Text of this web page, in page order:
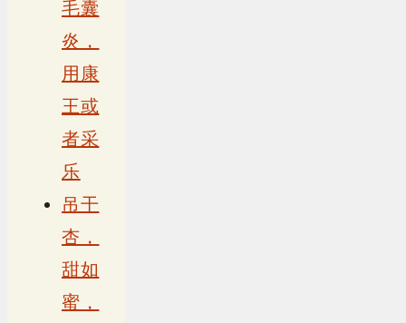
毛囊
炎，
用康
王或
者采
乐
吊干
杏，
甜如
蜜，